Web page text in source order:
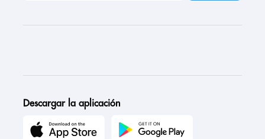
Descargar la aplicación